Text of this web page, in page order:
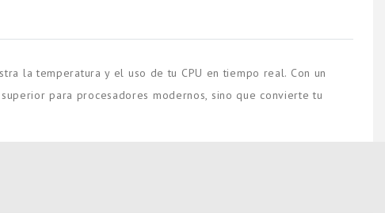
la temperatura y el uso de tu CPU en tiempo real. Con un
para procesadores modernos, sino que convierte tu